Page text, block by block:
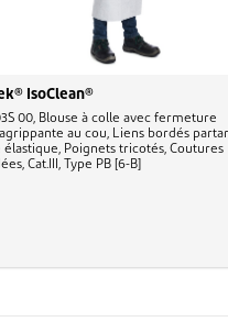
IsoClean®
00, Blouse à colle avec fermeture
au cou, Liens bordés
élastique, Poignets tricotés, Coutures
Cat.III, Type PB [6-B]